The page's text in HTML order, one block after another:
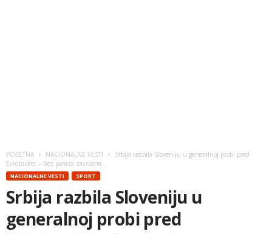
POČETNA NACIONALNE VESTI
Srbija razbila Sloveniju u generalnoj probi pred
Evrobasket – bez poraza završene...
NACIONALNE VESTI SPORT
Srbija razbila Sloveniju u
generalnoj probi pred